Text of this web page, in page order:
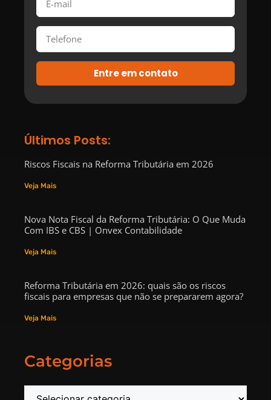
Entre em contato
Últimos Posts:
Riscos Fiscais na Reforma Tributária em 2026
Veja Mais
Nova Nota Fiscal da Reforma Tributária: O Que Muda
Com IBS e CBS | Onvex Contabilidade
Veja Mais
Reforma Tributária em 2026: quais são os riscos
fiscais para empresas que não se prepararem agora?
Veja Mais
Categorias